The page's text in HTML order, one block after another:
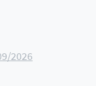
2026